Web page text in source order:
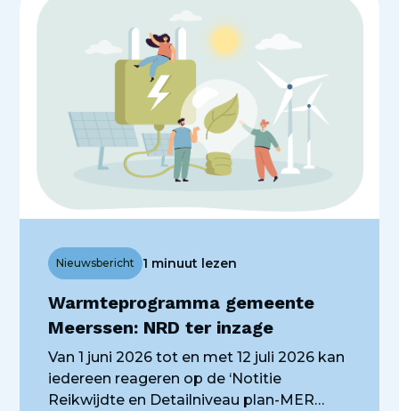
Warmteprogramma gemeente
Meerssen: NRD ter inzage
Nieuwsbericht 1 minuut lezen
Van 1 juni 2026 tot en met 12 juli 2026 kan
iedereen reageren op de ‘Notitie
Reikwijdte en Detailniveau plan-MER